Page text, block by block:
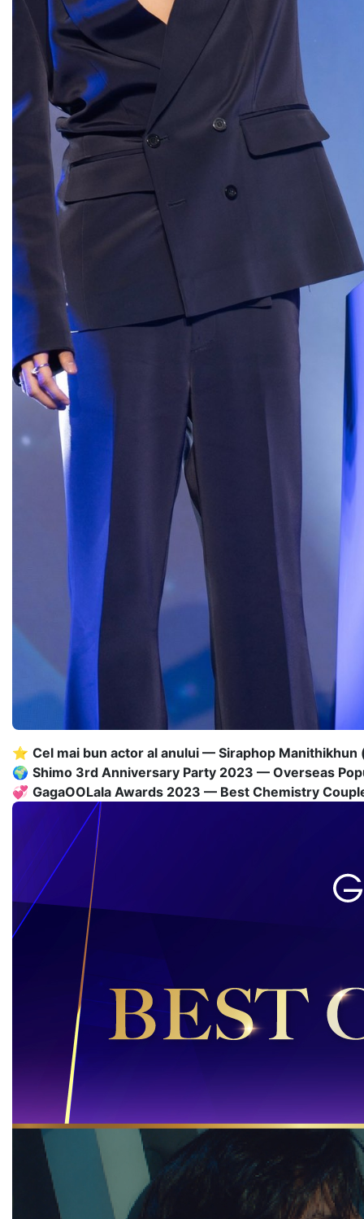
⭐ Cel mai bun actor al anului — Siraphop Manithikhun
🌍 Shimo 3rd Anniversary Party 2023 — Overseas
💞 GagaOOLala Awards 2023 — Best Chemistry